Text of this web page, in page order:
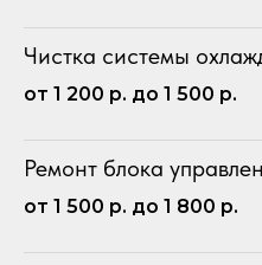
Чистка системы
от 1 200 р. до 1 500 р.
Ремонт блока
от 1 500 р. до 1 800 р.